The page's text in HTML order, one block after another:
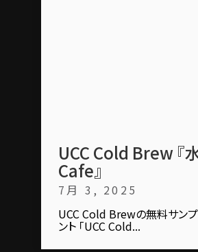
UCC Cold Brew 『
Cafe』
7月 3, 2025
UCC Cold Brewの無料サン
ント 「UCC Cold...